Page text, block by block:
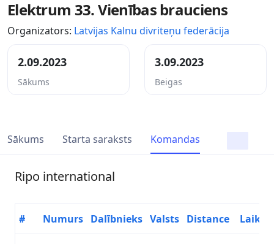
Elektrum 33. Vienības brauciens
Organizators: Latvijas Kalnu divriteņu federācija
2.09.2023
Sākums
3.09.2023
Beigas
Sākums Starta saraksts Komandas
Ripo international
# Numurs Dalībnieks Valsts Distance Laiks